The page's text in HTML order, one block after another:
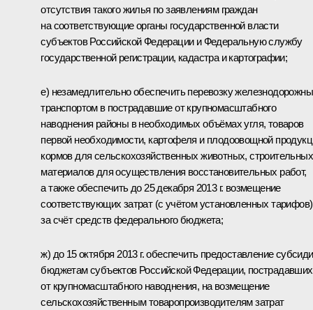
отсутствия такого жилья по заявлениям граждан
на соответствующие органы государственной власти
субъектов Российской Федерации и Федеральную службу
государственной регистрации, кадастра и картографии;
е) незамедлительно обеспечить перевозку
транспортом в пострадавшие от крупномасштабного
наводнения районы в необходимых объёмах угля, товаров
первой необходимости, картофеля и плодоовощной
кормов для сельскохозяйственных животных, строительных
материалов для осуществления восстановительных работ,
а также обеспечить до 25 декабря 2013 г. возмещение
соответствующих затрат (с учётом установленных тарифов)
за счёт средств федерального бюджета;
ж) до 15 октября 2013 г. обеспечить предоставление
бюджетам субъектов Российской Федерации, пострадавших
от крупномасштабного наводнения, на возмещение
сельскохозяйственным товаропроизводителям затрат